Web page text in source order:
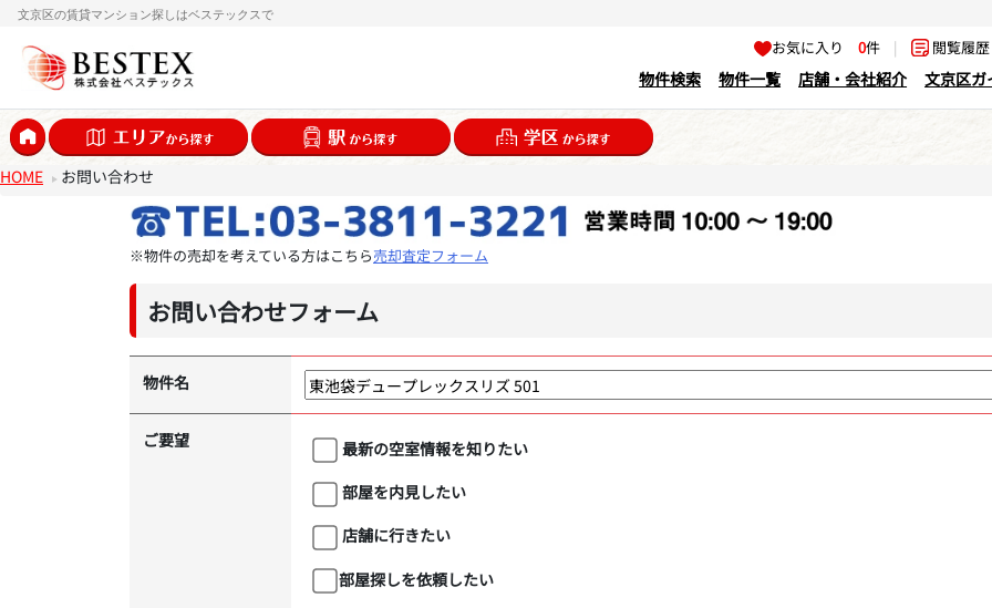
文京区の賃貸マンション探しはベステックスで
お気に入り0件 | 閲覧履
物件検索 物件一覧 店舗・会社紹介 文京区ガ
HOME お問い合わせ
※物件の売却を考えている方はこちら売却査定フォーム
お問い合わせフォーム
物件名
ご要望
最新の空室情報を知りたい
部屋を内見したい
店舗に行きたい
部屋探しを依頼したい